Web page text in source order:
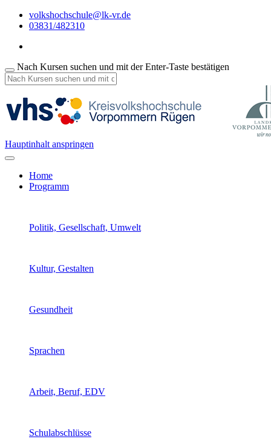
volkshochschule@lk-vr.de
03831/482310
Nach Kursen suchen und mit der Enter-Taste bestätigen
Hauptinhalt anspringen
Home
Programm
Politik, Gesellschaft, Umwelt
Kultur, Gestalten
Gesundheit
Sprachen
Arbeit, Beruf, EDV
Schulabschlüsse